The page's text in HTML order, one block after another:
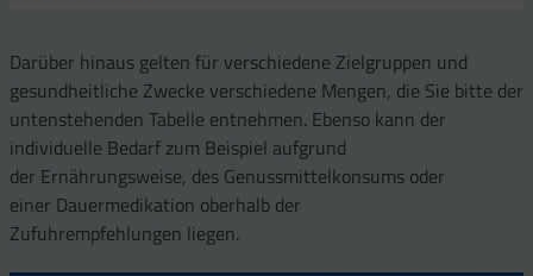
Darüber hinaus gelten für verschiedene Zielgruppen und
gesundheitliche Zwecke verschiedene Mengen, die Sie bitte der
untenstehenden Tabelle entnehmen. Ebenso kann der
individuelle Bedarf zum Beispiel aufgrund
der Ernährungsweise, des Genussmittelkonsums oder
einer Dauermedikation oberhalb der
Zufuhrempfehlungen liegen.